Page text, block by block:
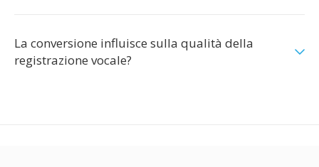
La conversione influisce sulla qualità della
registrazione vocale?